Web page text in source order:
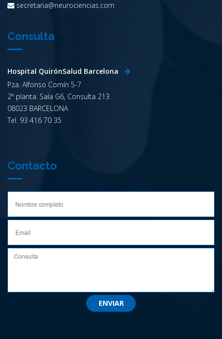
secretaria@neurociencias.com
Consulta
Hospital QuirónSalud Barcelona
Pza. Alfonso Comín 5-7
2ª planta. Sala G6, Consulta 213
08023 BARCELONA
Tel. 93 416 70 35
Contacto